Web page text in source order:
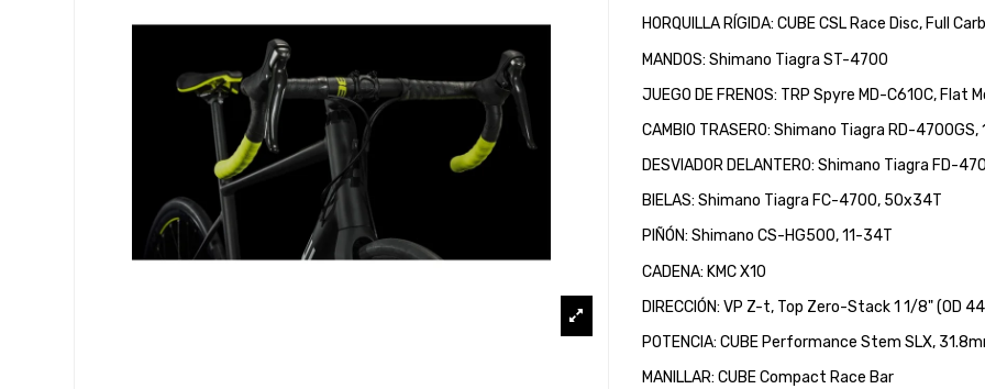
HORQUILLA RÍGIDA: CUBE CSL Race Disc, Full
MANDOS: Shimano Tiagra ST-4700
JUEGO DE FRENOS: TRP Spyre MD-C610C, Flat
CAMBIO TRASERO: Shimano Tiagra RD-
DESVIADOR DELANTERO: Shimano Tiagra FD-
BIELAS: Shimano Tiagra FC-4700, 50x34T
PIÑÓN: Shimano CS-HG500, 11-34T
CADENA: KMC X10
DIRECCIÓN: VP Z-t, Top Zero-Stack 1 1/8" (OD
POTENCIA: CUBE Performance Stem SLX,
MANILLAR: CUBE Compact Race Bar